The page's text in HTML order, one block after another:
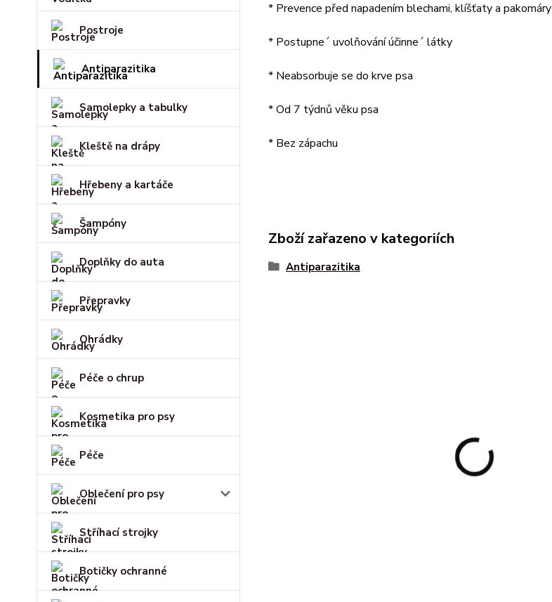
Postroje
Antiparazitika
Samolepky a tabulky
Kleště na drápy
Hřebeny a kartáče
Šampóny
Doplňky do auta
Přepravky
Ohrádky
Péče o chrup
Kosmetika pro psy
Péče
Oblečení pro psy
Stříhací strojky
Botičky ochranné
* Prevence před napadením blechami, klíšťaty a pakomáry
* Postupne´ uvolňování účinne´ látky
* Neabsorbuje se do krve psa
* Od 7 týdnů věku psa
* Bez zápachu
Zboží zařazeno v kategoriích
Antiparazitika